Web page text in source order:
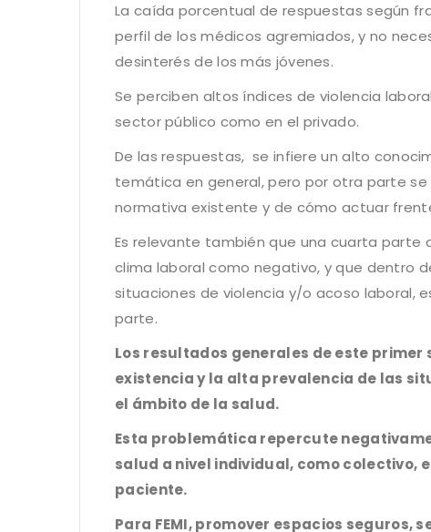
La caída porcentual de respuestas según
perfil de los médicos agremiados, y no
desinterés de los más jóvenes.
Se perciben altos índices de violencia
sector público como en el privado.
De las respuestas, se infiere un alto
temática en general, pero por otra parte
normativa existente y de cómo actuar
Es relevante también que una cuarta parte
clima laboral como negativo, y que dentro
situaciones de violencia y/o acoso laboral,
parte.
Los resultados generales de este
existencia y la alta prevalencia de las
el ámbito de la salud.
Esta problemática repercute
salud a nivel individual, como colectivo,
paciente.
Para FEMI, promover espacios seguros,